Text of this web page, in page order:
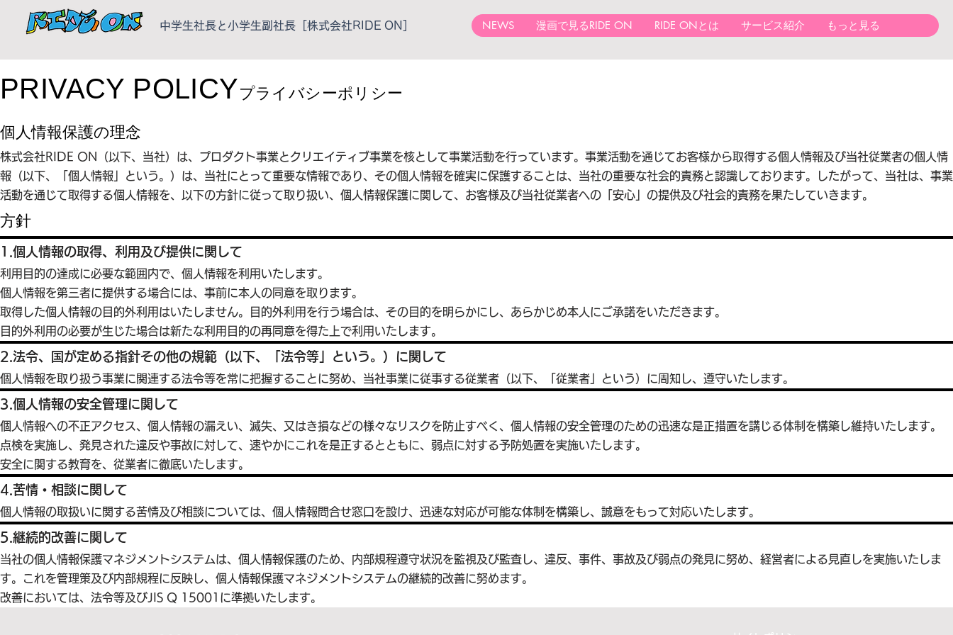
NEWS 漫画で見るRIDE ON RIDE ONとは サービス紹介 もっと見る
中学生社長と小学生副社長［株式会社RIDE ON］
PRIVACY POLICYプライバシーポリシー
個人情報保護の理念
株式会社RIDE ON（以下、当社）は、プロダクト事業とクリエイティブ事業を核として事業活動を行っています。事業活動を通じてお客様から取得する個人情報及び当社従業者の個人情
報（以下、「個人情報」という。）は、当社にとって重要な情報であり、その個人情報を確実に保護することは、当社の重要な社会的責務と認識しております。したがって、当社は、事業
活動を通じて取得する個人情報を、以下の方針に従って取り扱い、個人情報保護に関して、お客様及び当社従業者への「安心」の提供及び社会的責務を果たしていきます。
方針
1.個人情報の取得、利用及び提供に関して
利用目的の達成に必要な範囲内で、個人情報を利用いたします。
個人情報を第三者に提供する場合には、事前に本人の同意を取ります。
取得した個人情報の目的外利用はいたしません。目的外利用を行う場合は、その目的を明らかにし、あらかじめ本人にご承諾をいただきます。
目的外利用の必要が生じた場合は新たな利用目的の再同意を得た上で利用いたします。
2.法令、国が定める指針その他の規範（以下、「法令等」という。）に関して
個人情報を取り扱う事業に関連する法令等を常に把握することに努め、当社事業に従事する従業者（以下、「従業者」という）に周知し、遵守いたします。
3.個人情報の安全管理に関して
個人情報への不正アクセス、個人情報の漏えい、滅失、又はき損などの様々なリスクを防止すべく、個人情報の安全管理のための迅速な是正措置を講じる体制を構築し維持いたします。
点検を実施し、発見された違反や事故に対して、速やかにこれを是正するとともに、弱点に対する予防処置を実施いたします。
安全に関する教育を、従業者に徹底いたします。
4.苦情・相談に関して
個人情報の取扱いに関する苦情及び相談については、個人情報問合せ窓口を設け、迅速な対応が可能な体制を構築し、誠意をもって対応いたします。
5.継続的改善に関して
当社の個人情報保護マネジメントシステムは、個人情報保護のため、内部規程遵守状況を監視及び監査し、違反、事件、事故及び弱点の発見に努め、経営者による見直しを実施いたしま
す。これを管理策及び内部規程に反映し、個人情報保護マネジメントシステムの継続的改善に努めます。
改善においては、法令等及びJIS Q 15001に準拠いたします。